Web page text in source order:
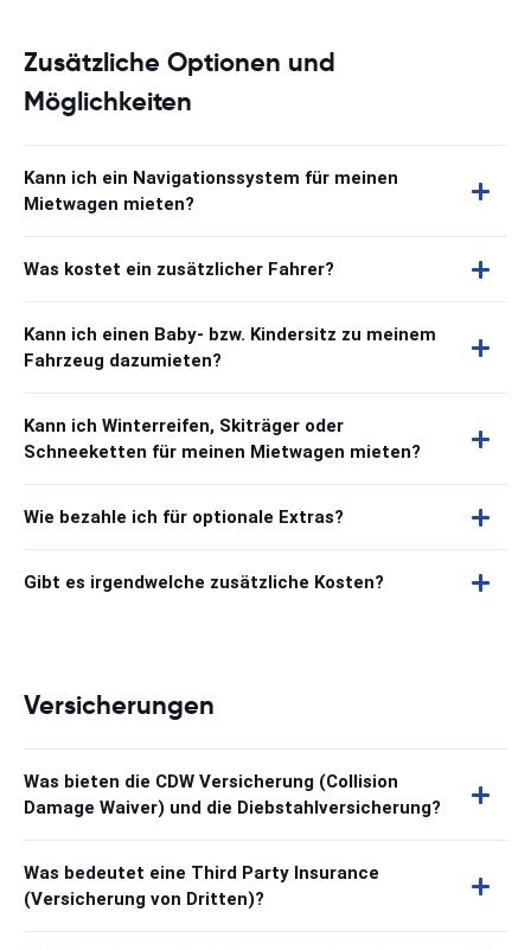
Zusätzliche Optionen und
Möglichkeiten
Kann ich ein Navigationssystem für meinen
Mietwagen mieten?
Was kostet ein zusätzlicher Fahrer?
Kann ich einen Baby- bzw. Kindersitz zu meinem
Fahrzeug dazumieten?
Kann ich Winterreifen, Skiträger oder
Schneeketten für meinen Mietwagen mieten?
Wie bezahle ich für optionale Extras?
Gibt es irgendwelche zusätzliche Kosten?
Versicherungen
Was bieten die CDW Versicherung (Collision
Damage Waiver) und die Diebstahlversicherung?
Was bedeutet eine Third Party Insurance
(Versicherung von Dritten)?